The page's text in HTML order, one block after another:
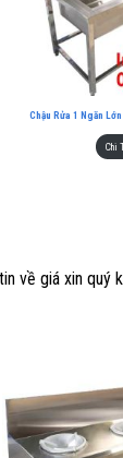
Chậu Rửa 1 Ngăn
Chi
về giá xin